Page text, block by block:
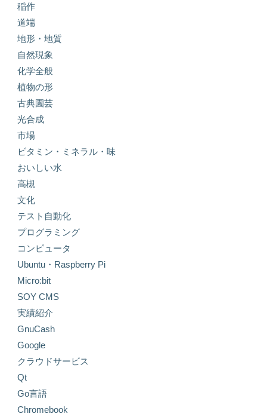
稲作
道端
地形・地質
自然現象
化学全般
植物の形
古典園芸
光合成
市場
ビタミン・ミネラル・味
おいしい水
高槻
文化
テスト自動化
プログラミング
コンピュータ
Ubuntu・Raspberry Pi
Micro:bit
SOY CMS
実績紹介
GnuCash
Google
クラウドサービス
Qt
Go言語
Chromebook